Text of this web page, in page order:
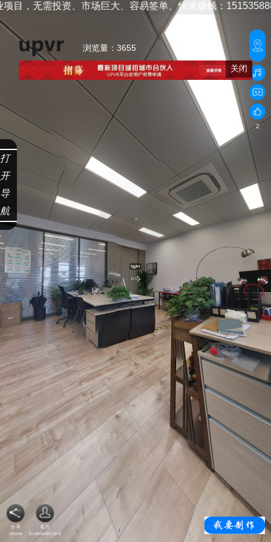
目，无需投资、市场巨大、容易签单、快速赚钱：
浏览量：3655
2
分享
share
名片
business card
打
开
导
航
关闭